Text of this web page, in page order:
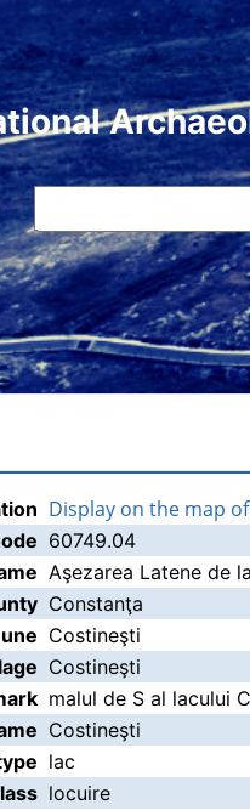
Display on the map
60749.04
Aşezarea Latene de
Constanţa
Costineşti
Costineşti
malul de S al lacului
Costineşti
lac
locuire